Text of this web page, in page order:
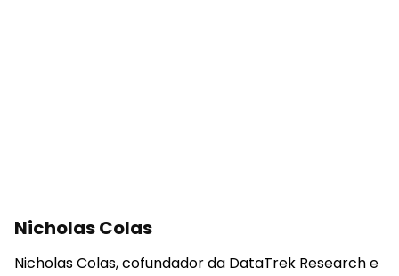
Nicholas Colas
Nicholas Colas, cofundador da DataTrek Research e